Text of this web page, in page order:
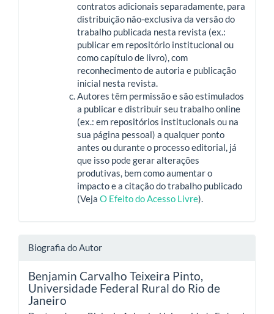
contratos adicionais separadamente, para
distribuição não-exclusiva da versão do
trabalho publicada nesta revista (ex.:
publicar em repositório institucional ou
como capítulo de livro), com
reconhecimento de autoria e publicação
inicial nesta revista.
Autores têm permissão e são estimulados
a publicar e distribuir seu trabalho online
(ex.: em repositórios institucionais ou na
sua página pessoal) a qualquer ponto
antes ou durante o processo editorial, já
que isso pode gerar alterações
produtivas, bem como aumentar o
impacto e a citação do trabalho publicado
(Veja O Efeito do Acesso Livre).
Biografia do Autor
Benjamin Carvalho Teixeira Pinto,
Universidade Federal Rural do Rio de
Janeiro